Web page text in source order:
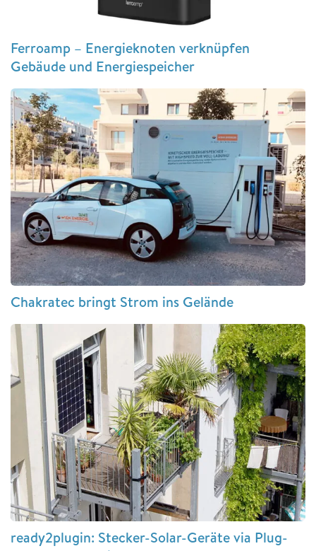
Ferroamp – Energieknoten verknüpfen
Gebäude und Energiespeicher
Chakratec bringt Strom ins Gelände
ready2plugin: Stecker-Solar-Geräte via Plug-